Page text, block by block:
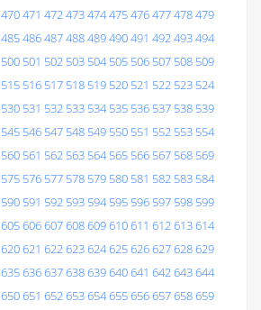
470471 472473474475476477478479
485486487488489490491 492493494
500 501 502 503 504 505 506 507 508 509
515 516 517 518 519 520 521 522 523 524
530 531 532 533 534 535 536 537 538 539
545 546 547 548 549 550 551 552 553 554
560 561 562 563 564 565 566 567 568 569
575 576 577 578 579 580 581 582 583 584
590 591 592 593 594 595 596 597 598 599
605606607608609610611 612613614
620621 622623624625626627628629
635636637638639640641 642643644
650651 652653654655656657658659